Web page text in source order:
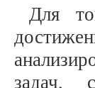
Для
задач,